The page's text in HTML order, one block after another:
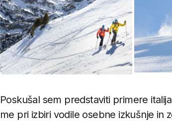
Poskušal sem predstaviti primere
me pri izbiri vodile osebne izkušnje in